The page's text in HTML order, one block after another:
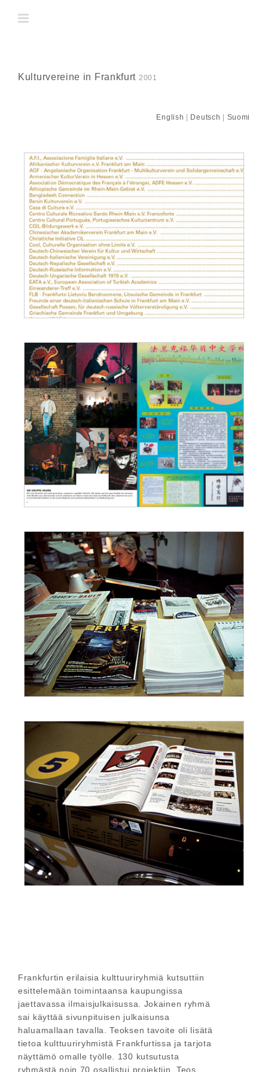
Kulturvereine in Frankfurt 2001
English Deutsch Suomi
Frankfurtin erilaisia kulttuuriryhmiä kutsuttiin
esittelemään toimintaansa kaupungissa
jaettavassa ilmaisjulkaisussa. Jokainen ryhmä
sai käyttää sivunpituisen julkaisunsa
haluamallaan tavalla. Teoksen tavoite oli lisätä
tietoa kulttuuriryhmistä Frankfurtissa ja tarjota
näyttämö omalle työlle. 130 kutsutusta
ryhmästä noin 70 osallistui projektiin. Teos